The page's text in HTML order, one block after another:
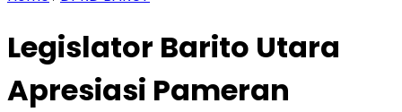
Legislator Barito Utara
Apresiasi Pameran